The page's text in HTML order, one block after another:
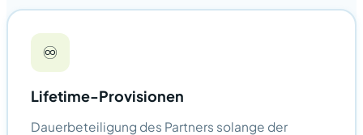
♾️
Lifetime-Provisionen
Dauerbeteiligung des Partners solange der